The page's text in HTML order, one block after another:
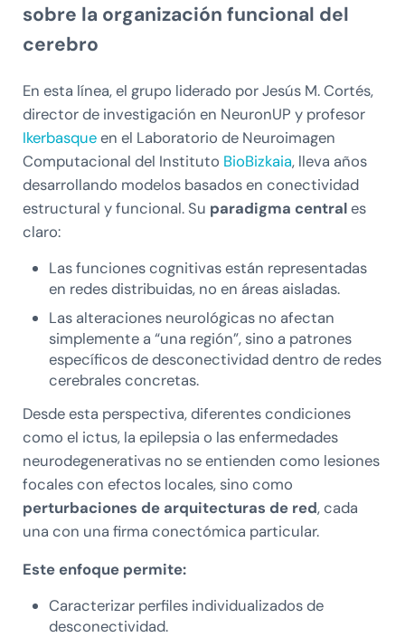
sobre la organización funcional del
cerebro
En esta línea, el grupo liderado por Jesús M. Cortés,
director de investigación en NeuronUP y profesor
Ikerbasqueen el Laboratorio de Neuroimagen
Computacional del Instituto BioBizkaia, lleva años
desarrollando modelos basados en conectividad
estructural y funcional. Su paradigma centrales
claro:
Las funciones cognitivas están representadas
en redes distribuidas, no en áreas aisladas.
Las alteraciones neurológicas no afectan
simplemente a “una región”, sino a patrones
específicos de desconectividad dentro de redes
cerebrales concretas.
Desde esta perspectiva, diferentes condiciones
como el ictus, la epilepsia o las enfermedades
neurodegenerativas no se entienden como lesiones
focales con efectos locales, sino como
perturbaciones de arquitecturas de red, cada
una con una firma conectómica particular.
Este enfoque permite:
Caracterizar perfiles individualizados de
desconectividad.